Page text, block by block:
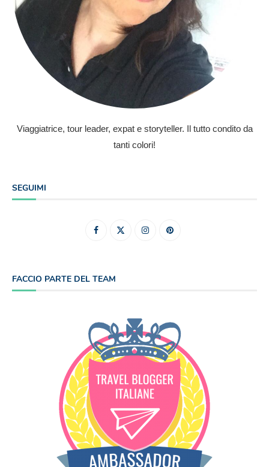
Viaggiatrice, tour leader, expat e storyteller. Il tutto condito da
tanti colori!
SEGUIMI
FACCIO PARTE DEL TEAM